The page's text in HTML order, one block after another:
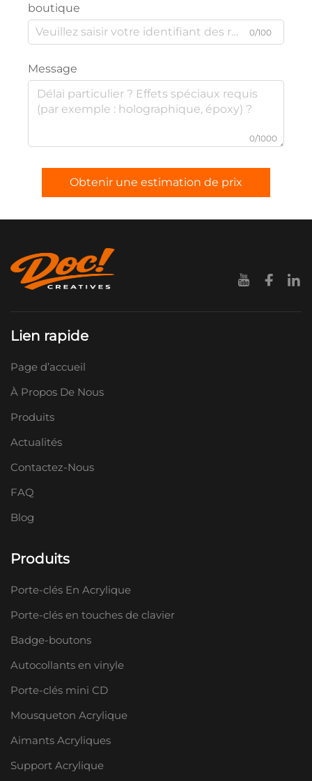
boutique
0/100
Message
0/1000
Obtenir une estimation de prix
Lien rapide
Page d’accueil
À Propos De Nous
Produits
Actualités
Contactez-Nous
FAQ
Blog
Produits
Porte-clés En Acrylique
Porte-clés en touches de clavier
Badge-boutons
Autocollants en vinyle
Porte-clés mini CD
Mousqueton Acrylique
Aimants Acryliques
Support Acrylique